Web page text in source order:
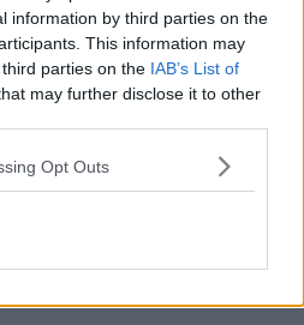
information by third parties on the
This information may
parties on the IAB’s List of
may further disclose it to other
Opt Outs